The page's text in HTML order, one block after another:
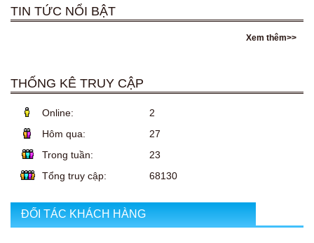
TIN TỨC NỔI BẬT
Xem thêm>>
THỐNG KÊ TRUY CẬP
Online:
2
Hôm qua:
27
Trong tuần:
23
Tổng truy cập:
68130
ĐỐI TÁC KHÁCH HÀNG